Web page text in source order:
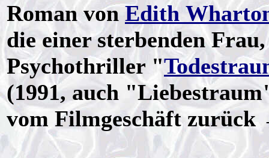
Roman vonEdith
die einer sterbenden
Psychothriller "
(1991, auch
vom Filmgeschäft